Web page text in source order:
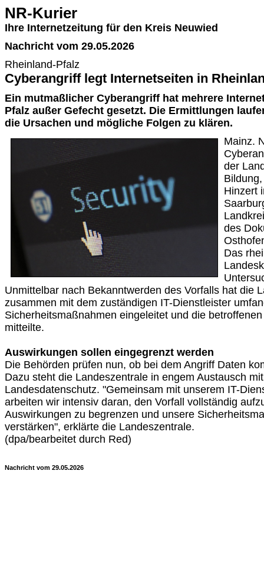
NR-Kurier
Ihre Internetzeitung für den Kreis Neuwied
Nachricht vom 29.05.2026
Rheinland-Pfalz
Cyberangriff legt Internetseiten in
Ein mutmaßlicher Cyberangriff hat mehrere
Pfalz außer Gefecht gesetzt. Die Ermittlungen
die Ursachen und mögliche Folgen zu klären.
Mainz.
der
Hinzert
des
Das
Unmittelbar nach Bekanntwerden des Vorfalls hat die
zusammen mit dem zuständigen IT-Dienstleister
Sicherheitsmaßnahmen eingeleitet und die
mitteilte.
Auswirkungen sollen eingegrenzt werden
Die Behörden prüfen nun, ob bei dem Angriff Daten
Dazu steht die Landeszentrale in engem Austausch
Landesdatenschutz. "Gemeinsam mit unserem IT-
arbeiten wir intensiv daran, den Vorfall vollständig
Auswirkungen zu begrenzen und unsere
verstärken", erklärte die Landeszentrale.
(dpa/bearbeitet durch Red)
Nachricht vom 29.05.2026